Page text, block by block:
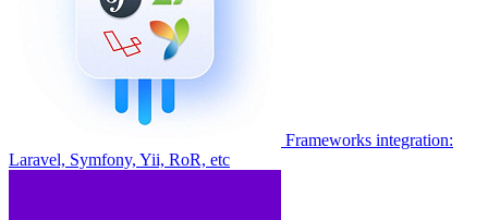
Frameworks integration:
Laravel, Symfony, Yii, RoR, etc